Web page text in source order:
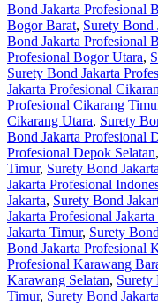
Bond Jakarta Profesional
Bogor Barat, Surety Bond
Bond Jakarta Profesional
Profesional Bogor Utara,
Surety Bond Jakarta
Jakarta Profesional
Profesional Cikarang
Cikarang Utara, Surety
Bond Jakarta Profesional
Profesional Depok Selatan,
Timur, Surety Bond
Jakarta Profesional
Jakarta, Surety Bond
Jakarta Profesional Jakarta
Jakarta Timur, Surety
Bond Jakarta Profesional
Profesional Karawang
Karawang Selatan, Surety
Timur, Surety Bond